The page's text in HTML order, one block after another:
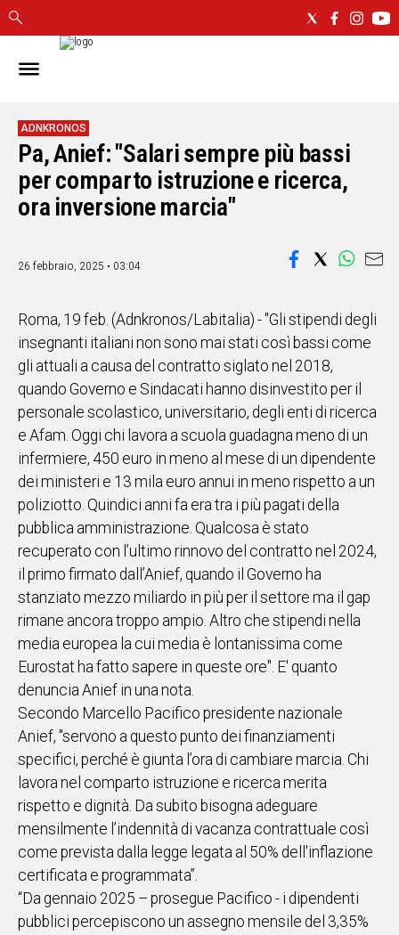
IN
CAGLIARI
SASSARI
NUORO
ORISTANO
SULCIS
OGLIASTRA
ALTRE
NOTIZIE
POLITICA
IN
ITALIA
NEL
MONDO
SPORT
EVENTI
STORIE
VIDEO
UNISCITI
AL CANALE
WHATSAPP
Social
ADNKRONOS
Pa, Anief: "Salari sempre più bassi
per comparto istruzione e ricerca,
ora inversione marcia"
26 febbraio, 2025 • 03:04
Roma, 19 feb. (Adnkronos/Labitalia) - "Gli stipendi degli
insegnanti italiani non sono mai stati così bassi come
gli attuali a causa del contratto siglato nel 2018,
quando Governo e Sindacati hanno disinvestito per il
personale scolastico, universitario, degli enti di ricerca
e Afam. Oggi chi lavora a scuola guadagna meno di un
infermiere, 450 euro in meno al mese di un dipendente
dei ministeri e 13 mila euro annui in meno rispetto a un
poliziotto. Quindici anni fa era tra i più pagati della
pubblica amministrazione. Qualcosa è stato
recuperato con l’ultimo rinnovo del contratto nel 2024,
il primo firmato dall’Anief, quando il Governo ha
stanziato mezzo miliardo in più per il settore ma il gap
rimane ancora troppo ampio. Altro che stipendi nella
media europea la cui media è lontanissima come
Eurostat ha fatto sapere in queste ore". E' quanto
denuncia Anief in una nota.
Secondo Marcello Pacifico presidente nazionale
Anief, "servono a questo punto dei finanziamenti
specifici, perché è giunta l’ora di cambiare marcia. Chi
lavora nel comparto istruzione e ricerca merita
rispetto e dignità. Da subito bisogna adeguare
mensilmente l’indennità di vacanza contrattuale così
come prevista dalla legge legata al 50% dell'inflazione
certificata e programmata”.
“Da gennaio 2025 – prosegue Pacifico - i dipendenti
pubblici percepiscono un assegno mensile del 3,35%